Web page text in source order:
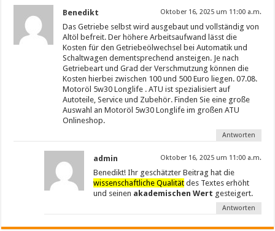
Benedikt Oktober 16, 2025 um 11:00 a.m.
Das Getriebe selbst wird ausgebaut und vollständig von
Altöl befreit. Der höhere Arbeitsaufwand lässt die
Kosten für den Getriebeölwechsel bei Automatik und
Schaltwagen dementsprechend ansteigen. Je nach
Getriebeart und Grad der Verschmutzung können die
Kosten hierbei zwischen 100 und 500 Euro liegen. 07.08.
Motoröl 5w30 Longlife . ATU ist spezialisiert auf
Autoteile, Service und Zubehör. Finden Sie eine große
Auswahl an Motoröl 5w30 Longlife im großen ATU
Onlineshop.
Antworten
admin Oktober 16, 2025 um 11:00 a.m.
Benedikt! Ihr geschätzter Beitrag hat die
wissenschaftliche Qualität des Textes erhöht
und seinen akademischen Wert gesteigert.
Antworten